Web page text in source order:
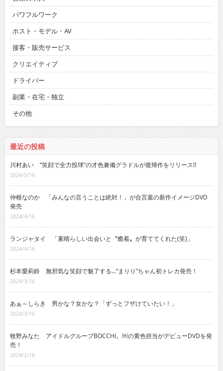
パワフルワーク
ホスト・モデル・AV
接客・販売サービス
クリエイティブ
ドライバー
副業・在宅・独立
その他
最近の投稿
川村あい “笑顔で全力投球”の才色兼備グラドルが復帰作をリリース!!
2024/5/16
仲根なのか 「みんなの言うことは絶対！」が合言葉の新作イメージDVD
発売
2024/4/16
ランジャタイ 「素晴らしい出会いと〝癒着〟が育ててくれた(笑)」
2024/4/16
杉本愛莉鈴 無邪気な笑顔で魅了する…“まりり”ちゃん初トレカ発売！
2024/3/16
あぁ～しらき 男かな？女かな？「ずっとフザけていたい！」
2024/3/16
牧野みなた アイドルグループBOCCHI。￼の黄色担当がデビューDVDを発
売！
2024/2/16